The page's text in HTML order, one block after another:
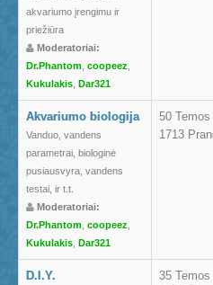
akvariumo įrengimu ir
priežiūra
Moderatoriai:
Dr.Phantom coopeez
Kukulakis Dar321
Akvariumo biologija
Vanduo, vandens
parametrai, biologinė
pusiausvyra, vandens
testai, ir t.t.
Moderatoriai:
Dr.Phantom coopeez
Kukulakis Dar321
50 Temos
1713
D.I.Y.
35 Temos